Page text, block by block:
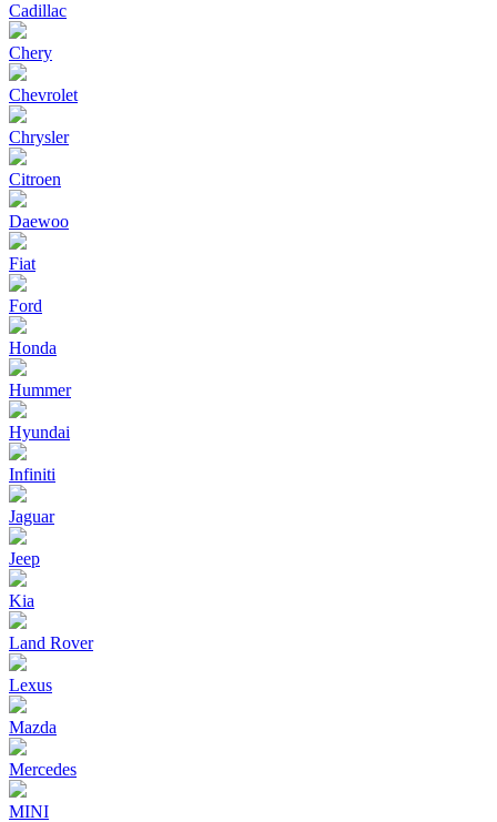
Cadillac
Chery
Chevrolet
Chrysler
Citroen
Daewoo
Fiat
Ford
Honda
Hummer
Hyundai
Infiniti
Jaguar
Jeep
Kia
Land Rover
Lexus
Mazda
Mercedes
MINI